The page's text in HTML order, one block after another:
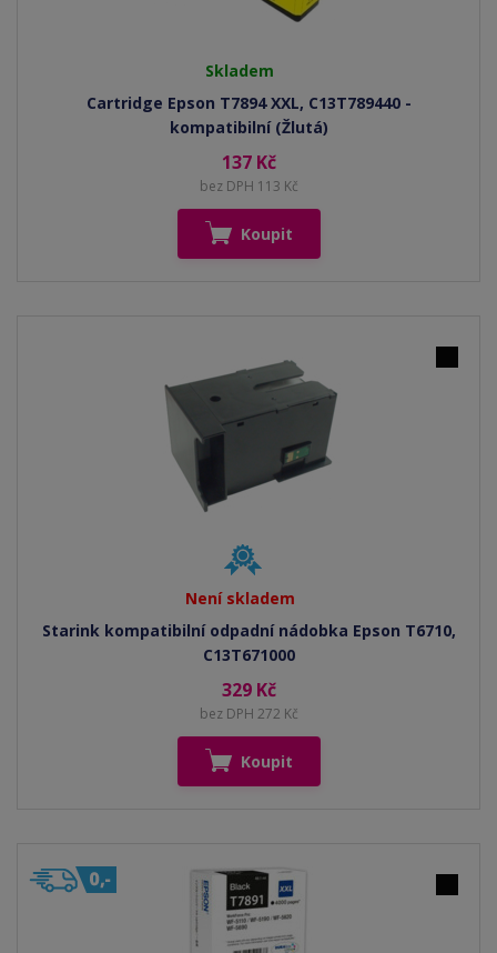
Skladem
Cartridge Epson T7894 XXL, C13T789440 -
kompatibilní (Žlutá)
137 Kč
bez DPH 113 Kč
Koupit
Není skladem
Starink kompatibilní odpadní nádobka Epson T6710,
C13T671000
329 Kč
bez DPH 272 Kč
Koupit